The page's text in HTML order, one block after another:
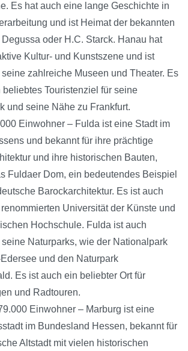
Es hat auch eine lange Geschichte in
und ist Heimat der bekannten
oder H.C. Starck. Hanau hat
Kultur- und Kunstszene und ist
seine zahlreiche Museen und Theater. Es
beliebtes Touristenziel für seine
und seine Nähe zu Frankfurt.
Einwohner – Fulda ist eine Stadt im
und bekannt für ihre prächtige
und ihre historischen Bauten,
Fuldaer Dom, ein bedeutendes Beispiel
Barockarchitektur. Es ist auch
Universität der Künste und
Hochschule. Fulda ist auch
seine Naturparks, wie der Nationalpark
und den Naturpark
Es ist auch ein beliebter Ort für
und Radtouren.
Einwohner – Marburg ist eine
im Bundesland Hessen, bekannt für
Altstadt mit vielen historischen